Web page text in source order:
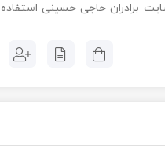
برادران حاجی حسینی استفاده